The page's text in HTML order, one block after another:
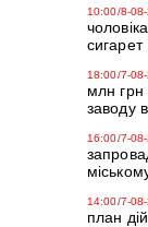
10:00/8-
сигарет
18:00/7-
млн грн
заводу
16:00/7-
14:00/7-
план